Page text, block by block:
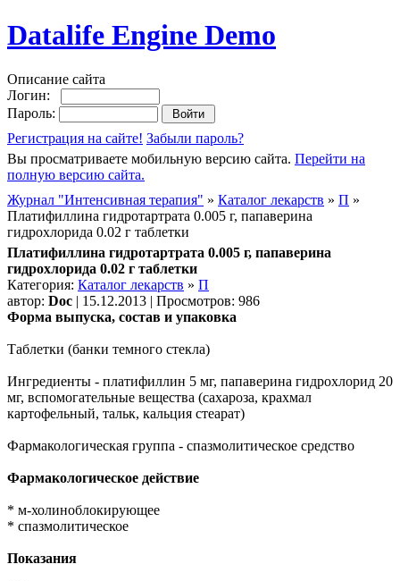
Datalife Engine Demo
Описание сайта
Логин:
Пароль:
Регистрация на сайте! Забыли пароль?
Вы просматриваете мобильную версию сайта. Перейти на
полную версию сайта.
Журнал "Интенсивная терапия" » Каталог лекарств » П »
Платифиллина гидротартрата 0.005 г, папаверина
гидрохлорида 0.02 г таблетки
Платифиллина гидротартрата 0.005 г, папаверина
гидрохлорида 0.02 г таблетки
Категория: Каталог лекарств » П
автор: Doc | 15.12.2013 | Просмотров: 986
Форма выпуска, состав и упаковка
Таблетки (банки темного стекла)
Ингредиенты - платифиллин 5 мг, папаверина гидрохлорид 20
мг, вспомогательные вещества (сахароза, крахмал
картофельный, тальк, кальция стеарат)
Фармакологическая группа - спазмолитическое средство
Фармакологическое действие
* м-холиноблокирующее
* спазмолитическое
Показания